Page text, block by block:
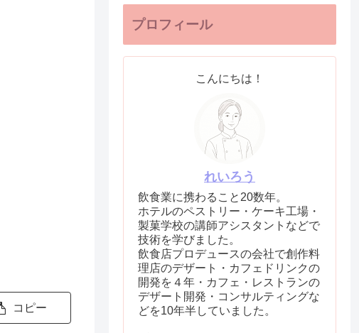
コピー
プロフィール
こんにちは！
れいろう
飲食業に携わること20数年。
ホテルのペストリー・ケーキ工場・
製菓学校の講師アシスタントなどで
技術を学びました。
飲食店プロデュースの会社で創作料
理店のデザート・カフェドリンクの
開発を４年・カフェ・レストランの
デザート開発・コンサルティングな
どを10年半していました。